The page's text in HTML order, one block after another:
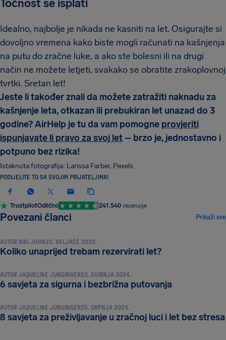
Točnost se isplati
Idealno, najbolje je nikada ne kasniti na let. Osigurajte si
dovoljno vremena kako biste mogli računati na kašnjenja
na putu do zračne luke, a ako ste bolesni ili na drugi
način ne možete letjeti, svakako se obratite zrakoplovnoj
tvrtki. Sretan let!
Jeste li također znali da možete zatražiti naknadu za
kašnjenje leta, otkazan ili prebukiran let unazad do 3
godine? AirHelp je tu da vam pomogne provjeriti
ispunjavate li pravo za svoj let – brzo je, jednostavno i
potpuno bez rizika!
Istaknuta fotografija: Larissa Farber, Pexels
PODIJELITE TO SA SVOJIM PRIJATELJIMA!
TrustpilotOdlično 241.540 recenzije
Povezani članci Prikaži sve
SAVJETI I TRIKOVI ZA PUTOVANJA
AUTOR BIKI JOHN22. VELJAČE 2020.
Koliko unaprijed trebam rezervirati let?
SAVJETI I TRIKOVI ZA PUTOVANJA
AUTOR JAQUELINE JUNGINGER23. SVIBNJA 2024.
6 savjeta za sigurna i bezbrižna putovanja
SAVJETI I TRIKOVI ZA PUTOVANJA
AUTOR JAQUELINE JUNGINGER25. SRPNJA 2024.
8 savjeta za preživljavanje u zračnoj luci i let bez stresa